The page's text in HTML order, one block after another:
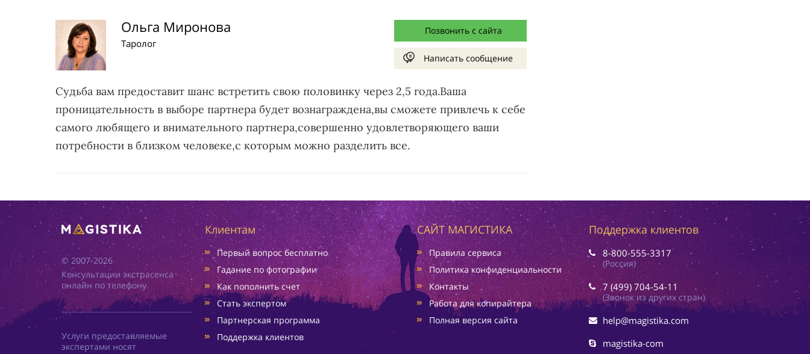
Ольга Миронова
Таролог
Позвонить с сайта
Написать сообщение
Судьба вам предоставит шанс встретить свою половинку через 2,5 года.Ваша
проницательность в выборе партнера будет вознаграждена,вы сможете привлечь к себе
самого любящего и внимательного партнера,совершенно удовлетворяющего ваши
потребности в близком человеке,с которым можно разделить все.
© 2007-2026
Консультации экстрасенса
онлайн по телефону.
Услуги предоставляемые
экспертами носят
Клиентам
Первый вопрос бесплатно
Гадание по фотографии
Как пополнить счет
Стать экспертом
Партнерская программа
Поддержка клиентов
САЙТ МАГИСТИКА
Правила сервиса
Политика конфиденциальности
Контакты
Работа для копирайтера
Полная версия сайта
Поддержка клиентов
8-800-555-3317
(Россия)
7 (499) 704-54-11
(Звонок из других стран)
help@magistika.com
magistika-com